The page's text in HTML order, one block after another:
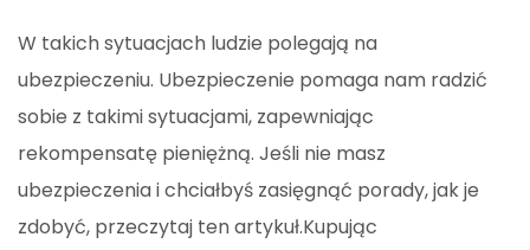
W takich sytuacjach ludzie polegają na
ubezpieczeniu. Ubezpieczenie pomaga nam radzić
sobie z takimi sytuacjami, zapewniając
rekompensatę pieniężną. Jeśli nie masz
ubezpieczenia i chciałbyś zasięgnąć porady, jak je
zdobyć, przeczytaj ten artykuł.Kupując